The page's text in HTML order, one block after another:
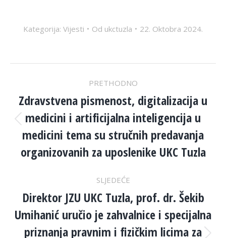
Kategorija: Vijesti Od ukctuzla 22. Oktobra 2024.
NAVIGATION
PRETHODNO
Previous
post:
Zdravstvena pismenost, digitalizacija u
medicini i artificijalna inteligencija u
medicini tema su stručnih predavanja
organizovanih za uposlenike UKC Tuzla
SLJEDEĆE
Direktor JZU UKC Tuzla, prof. dr. Šekib
Umihanić uručio je zahvalnice i specijalna
priznanja pravnim i fizičkim licima za